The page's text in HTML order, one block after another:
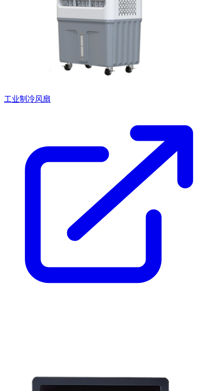
工业制冷风扇